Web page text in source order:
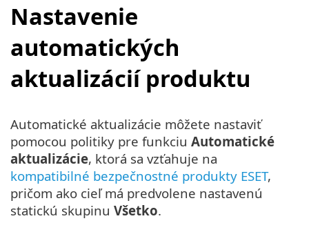
Nastavenie
automatických
aktualizácií produktu
Automatické aktualizácie môžete nastaviť
pomocou politiky pre funkciu Automatické
aktualizácie, ktorá sa vzťahuje na
kompatibilné bezpečnostné produkty ESET,
pričom ako cieľ má predvolene nastavenú
statickú skupinu Všetko.